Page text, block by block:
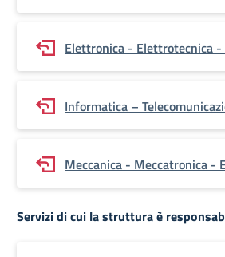
Elettronica - Elettrotecnica -
Informatica –
Meccanica - Meccatronica -
Servizi di cui la struttura è